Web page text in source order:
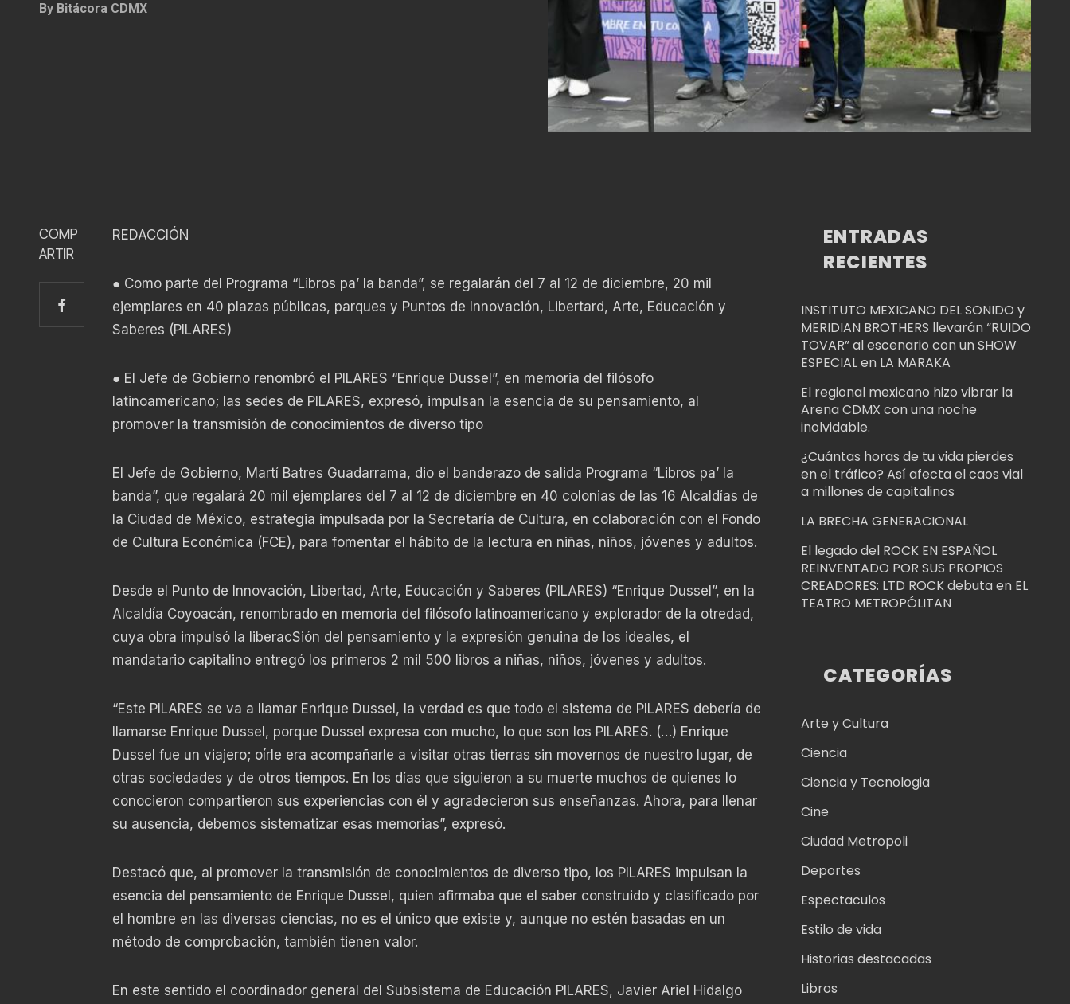
By Bitácora CDMX
COMP
ARTIR
REDACCIÓN
● Como parte del Programa “Libros pa’ la banda”, se regalarán del 7 al 12 de diciembre, 20 mil
ejemplares en 40 plazas públicas, parques y Puntos de Innovación, Libertard, Arte, Educación y
Saberes (PILARES)
● El Jefe de Gobierno renombró el PILARES “Enrique Dussel”, en memoria del filósofo
latinoamericano; las sedes de PILARES, expresó, impulsan la esencia de su pensamiento, al
promover la transmisión de conocimientos de diverso tipo
El Jefe de Gobierno, Martí Batres Guadarrama, dio el banderazo de salida Programa “Libros pa’ la
banda”, que regalará 20 mil ejemplares del 7 al 12 de diciembre en 40 colonias de las 16 Alcaldías de
la Ciudad de México, estrategia impulsada por la Secretaría de Cultura, en colaboración con el Fondo
de Cultura Económica (FCE), para fomentar el hábito de la lectura en niñas, niños, jóvenes y adultos.
Desde el Punto de Innovación, Libertad, Arte, Educación y Saberes (PILARES) “Enrique Dussel”, en la
Alcaldía Coyoacán, renombrado en memoria del filósofo latinoamericano y explorador de la otredad,
cuya obra impulsó la liberacSión del pensamiento y la expresión genuina de los ideales, el
mandatario capitalino entregó los primeros 2 mil 500 libros a niñas, niños, jóvenes y adultos.
“Este PILARES se va a llamar Enrique Dussel, la verdad es que todo el sistema de PILARES debería de
llamarse Enrique Dussel, porque Dussel expresa con mucho, lo que son los PILARES. (…) Enrique
Dussel fue un viajero; oírle era acompañarle a visitar otras tierras sin movernos de nuestro lugar, de
otras sociedades y de otros tiempos. En los días que siguieron a su muerte muchos de quienes lo
conocieron compartieron sus experiencias con él y agradecieron sus enseñanzas. Ahora, para llenar
su ausencia, debemos sistematizar esas memorias”, expresó.
Destacó que, al promover la transmisión de conocimientos de diverso tipo, los PILARES impulsan la
esencia del pensamiento de Enrique Dussel, quien afirmaba que el saber construido y clasificado por
el hombre en las diversas ciencias, no es el único que existe y, aunque no estén basadas en un
método de comprobación, también tienen valor.
En este sentido el coordinador general del Subsistema de Educación PILARES, Javier Ariel Hidalgo
ENTRADAS
RECIENTES
INSTITUTO MEXICANO DEL SONIDO y
MERIDIAN BROTHERS llevarán “RUIDO
TOVAR” al escenario con un SHOW
ESPECIAL en LA MARAKA
El regional mexicano hizo vibrar la
Arena CDMX con una noche
inolvidable.
¿Cuántas horas de tu vida pierdes
en el tráfico? Así afecta el caos vial
a millones de capitalinos
LA BRECHA GENERACIONAL
El legado del ROCK EN ESPAÑOL
REINVENTADO POR SUS PROPIOS
CREADORES: LTD ROCK debuta en EL
TEATRO METROPÓLITAN
CATEGORÍAS
Arte y Cultura
Ciencia
Ciencia y Tecnologia
Cine
Ciudad Metropoli
Deportes
Espectaculos
Estilo de vida
Historias destacadas
Libros